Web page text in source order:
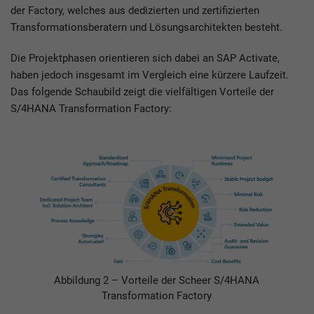
der Factory, welches aus dedizierten und zertifizierten
Transformationsberatern und Lösungsarchitekten besteht.
Die Projektphasen orientieren sich dabei an SAP Activate,
haben jedoch insgesamt im Vergleich eine kürzere Laufzeit.
Das folgende Schaubild zeigt die vielfältigen Vorteile der
S/4HANA Transformation Factory:
Abbildung 2 – Vorteile der Scheer S/4HANA
Transformation Factory